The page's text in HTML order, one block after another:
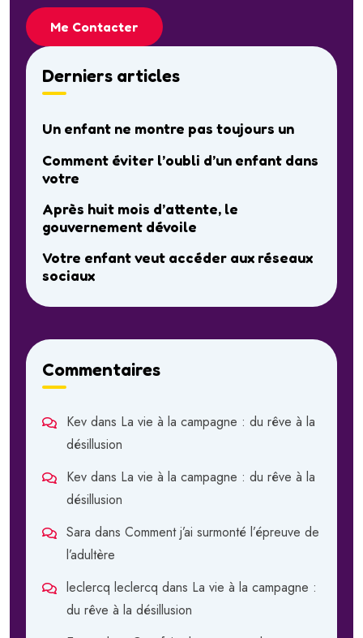
Me Contacter
Derniers articles
Un enfant ne montre pas toujours un
Comment éviter l’oubli d’un enfant dans
votre
Après huit mois d’attente, le
gouvernement dévoile
Votre enfant veut accéder aux réseaux
sociaux
Commentaires
Kev dans La vie à la campagne : du rêve à la
désillusion
Kev dans La vie à la campagne : du rêve à la
désillusion
Sara dans Comment j’ai surmonté l’épreuve de
l’adultère
leclercq leclercq dans La vie à la campagne :
du rêve à la désillusion